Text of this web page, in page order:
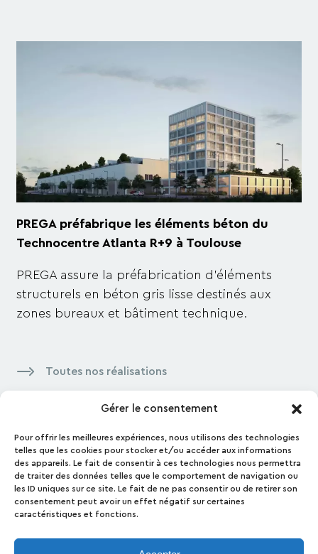
Gérer le consentement
Pour offrir les meilleures expériences, nous utilisons des technologies
telles que les cookies pour stocker et/ou accéder aux informations
des appareils. Le fait de consentir à ces technologies nous permettra
de traiter des données telles que le comportement de navigation ou
les ID uniques sur ce site. Le fait de ne pas consentir ou de retirer son
consentement peut avoir un effet négatif sur certaines
caractéristiques et fonctions.
PREGA préfabrique les éléments béton du
Technocentre Atlanta R+9 à Toulouse
PREGA assure la préfabrication d’éléments
structurels en béton gris lisse destinés aux
zones bureaux et bâtiment technique.
Toutes nos réalisations
Contactez-nous
Contact
Presse
Mentions Légales